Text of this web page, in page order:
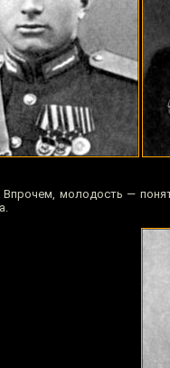
Впрочем, молодость —